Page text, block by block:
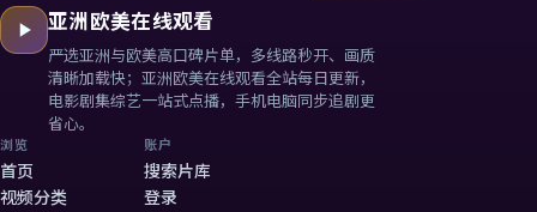
亚洲欧美在线观看
严选亚洲与欧美高口碑片单，多线路秒开、画质
清晰加载快； 亚洲欧美在线观看全站每日更新，
电影剧集综艺一站式点播，手机电脑同步追剧更
省心。
浏览
首页
视频分类
账户
搜索片库
登录